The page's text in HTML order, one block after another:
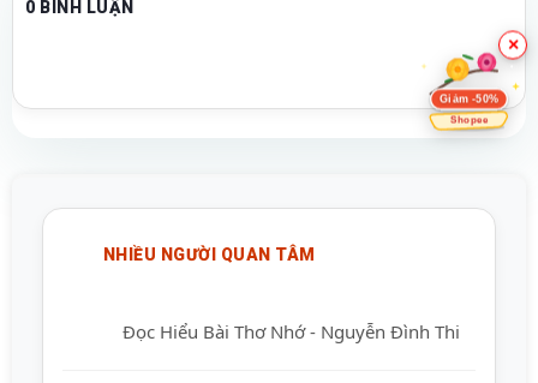
0 BÌNH LUẬN
NHIỀU NGƯỜI QUAN TÂM
Đọc Hiểu Bài Thơ Nhớ - Nguyễn Đình Thi
×
Giảm -50%
Shopee